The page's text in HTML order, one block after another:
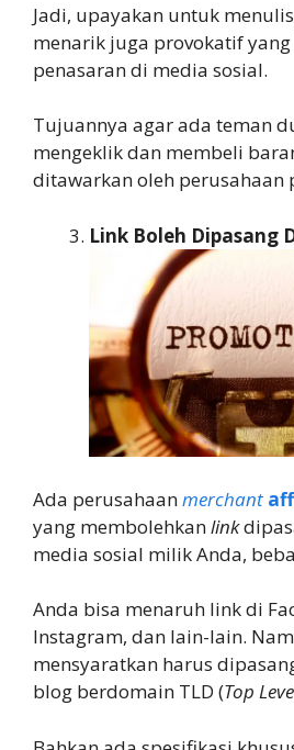
Jadi, upayakan untuk menulis
menarik juga provokatif
penasaran di media sosial.
Tujuannya agar ada teman
mengeklik dan membeli
ditawarkan oleh perusahaan
Link Boleh Dipasang
Ada perusahaanmerchant
yang membolehkanlink
media sosial milik Anda,
Anda bisa menaruh link di
Instagram, dan lain-lain.
mensyaratkan harus
blog berdomain TLD (Top